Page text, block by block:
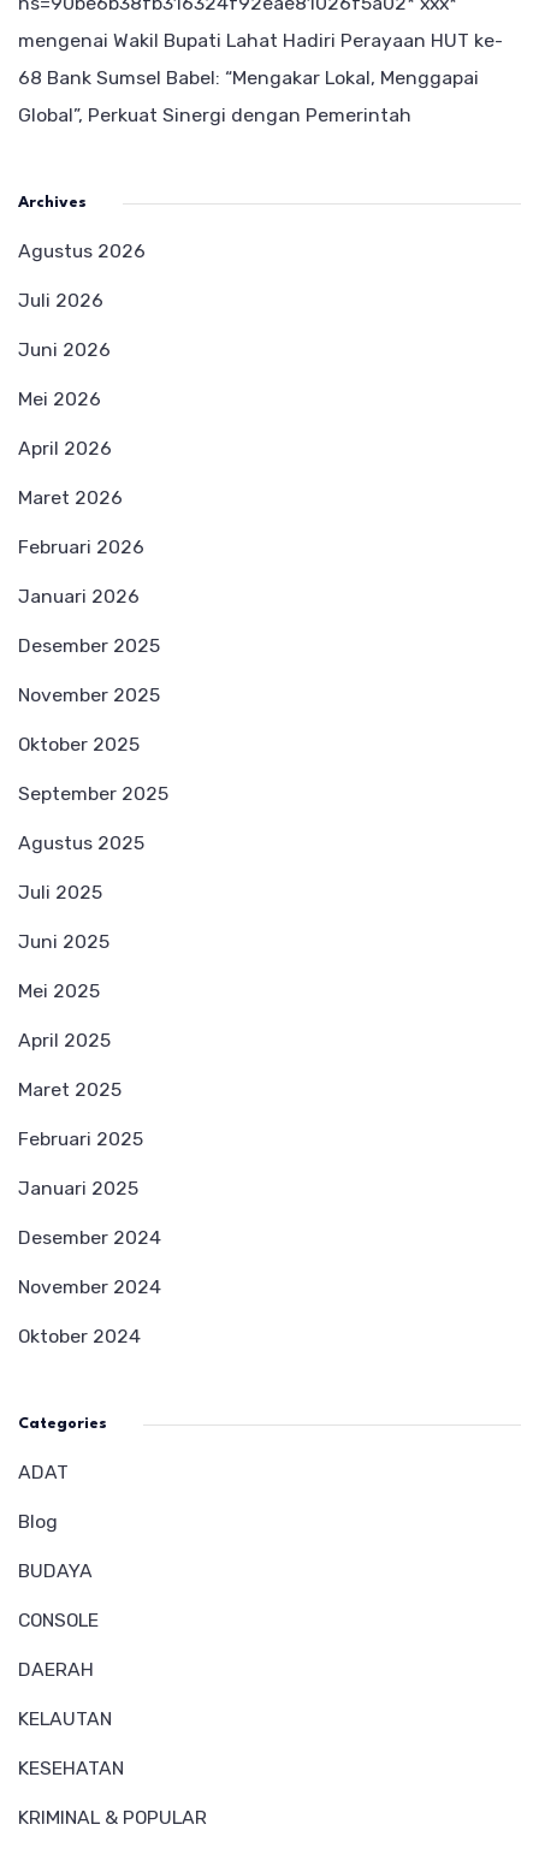
mengenai Wakil Bupati Lahat Hadiri Perayaan HUT ke-
68 Bank Sumsel Babel: “Mengakar Lokal, Menggapai
Global”, Perkuat Sinergi dengan Pemerintah
Archives
Agustus 2026
Juli 2026
Juni 2026
Mei 2026
April 2026
Maret 2026
Februari 2026
Januari 2026
Desember 2025
November 2025
Oktober 2025
September 2025
Agustus 2025
Juli 2025
Juni 2025
Mei 2025
April 2025
Maret 2025
Februari 2025
Januari 2025
Desember 2024
November 2024
Oktober 2024
Categories
ADAT
Blog
BUDAYA
CONSOLE
DAERAH
KELAUTAN
KESEHATAN
KRIMINAL & POPULAR